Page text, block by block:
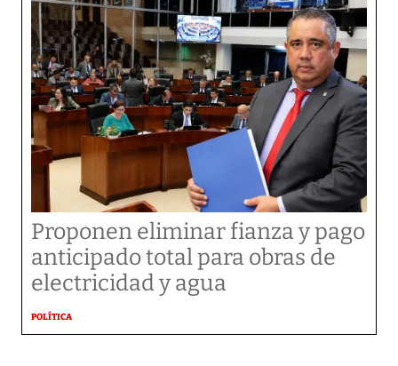
Proponen eliminar fianza y pago
anticipado total para obras de
electricidad y agua
POLÍTICA